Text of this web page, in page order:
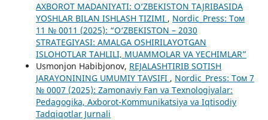
AXBOROT MADANIYATI: O‘ZBEKISTON TAJRIBASIDA
YOSHLAR BILAN ISHLASH TIZIMI , Nordic_Press: Том
11 № 0011 (2025): “O‘ZBEKISTON – 2030
STRATEGIYASI: AMALGA OSHIRILAYOTGAN
ISLOHOTLAR TAHLILI, MUAMMOLAR VA YECHIMLAR”
Usmonjon Habibjonov, REJALASHTIRIB SOTISH
JARAYONINING UMUMIY TAVSIFI , Nordic_Press: Том 7
№ 0007 (2025): Zamonaviy Fan va Texnologiyalar:
Pedagogika, Axborot-Kommunikatsiya va Iqtisodiy
Tadqiqotlar Jurnali